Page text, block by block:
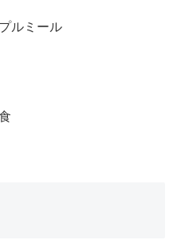
ルミール